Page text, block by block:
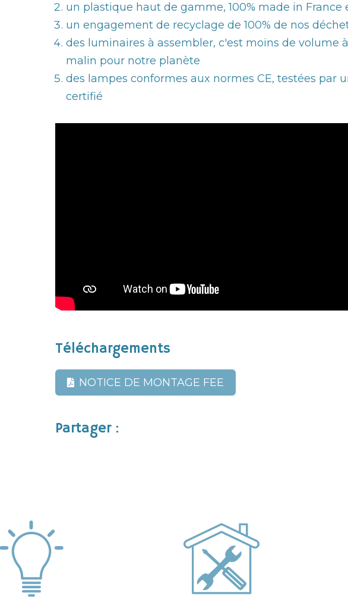
un plastique haut de gamme, 100% made in France
un engagement de recyclage de 100% de nos
des luminaires à assembler, c'est moins de volume
malin pour notre planète
des lampes conformes aux normes CE, testées par
certifié
Téléchargements
NOTICE DE MONTAGE FEE
Partager :